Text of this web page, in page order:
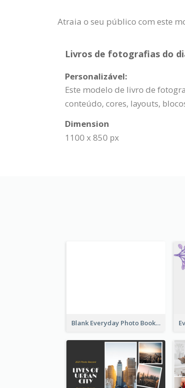
Atraia o seu público com este
Livros de fotografias do
Personalizável:
Este modelo de livro de
conteúdo, cores, layouts,
Dimension
1100 x 850 px
Blank Everyday Photo Book